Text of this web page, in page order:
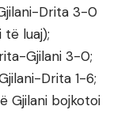
Drita 3-0
luaj);
Gjilani 3-0;
Drita 1-6;
Gjilani bojkotoi